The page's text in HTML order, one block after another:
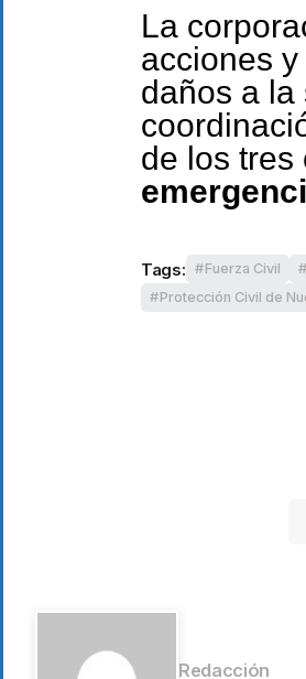
La
acciones
daños a la
de los tres
Tags: Fuerza Civil
Protección Civil de
Redacción